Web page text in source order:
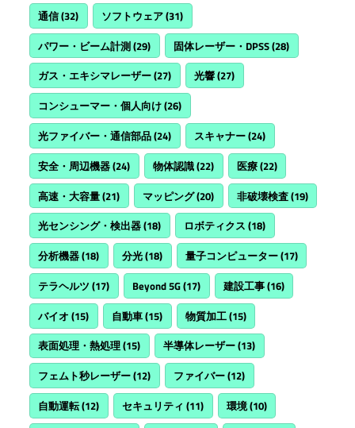
通信(32) ソフトウェア(31)
パワー・ビーム計測(29) 固体レーザー・DPSS(28)
ガス・エキシマレーザー(27) 光響(27)
コンシューマー・個人向け(26)
光ファイバー・通信部品(24) スキャナー(24)
安全・周辺機器(24) 物体認識(22) 医療(22)
高速・大容量(21) マッピング(20) 非破壊検査(19)
光センシング・検出器(18) ロボティクス (18)
分析機器(18) 分光(18) 量子コンピューター(17)
テラヘルツ (17) Beyond 5G(17) 建設工事(16)
バイオ (15) 自動車(15) 物質加工(15)
表面処理・熱処理(15) 半導体レーザー(13)
フェムト秒レーザー(12) ファイバー(12)
自動運転(12) セキュリティ (11) 環境(10)